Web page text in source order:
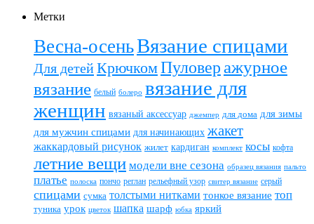
Метки
Весна-осеньВязание спицами
Для детейКрючкомПуловер ажурное
вязание белый болеро вязание для
женщин вязаный аксессуар джемпер для дома для зимы
для мужчин спицами для начинающих жакет
жаккардовый рисунок жилет кардиган комплект косы кофта
летние вещи модели вне сезона образец вязания пальто
платье полоска пончо реглан рельефный узор свитер вязание серый
спицами сумка толстыми нитками тонкое вязание топ
туника урок цветок шапка шарф юбка яркий